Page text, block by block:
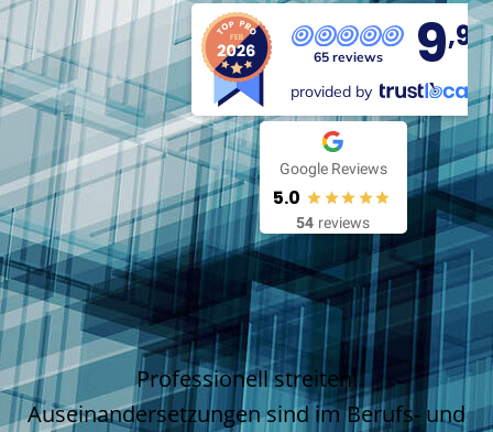
Professionell streiten!
Auseinandersetzungen sind im Berufs- und